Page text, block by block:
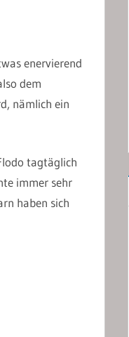
enervierend
dem
nämlich ein
tagtäglich
immer sehr
haben sich